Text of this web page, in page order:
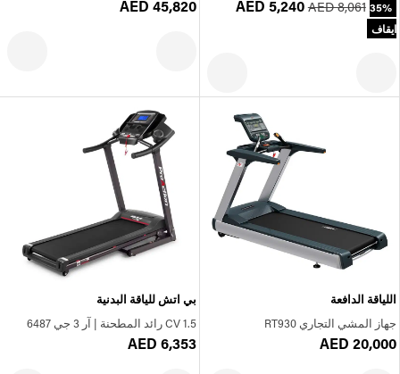
AED 5,240 AED 8,061 35%
ايقاف
AED 45,820
اللياقة الدافعة
جهاز المشي التجاري RT930
AED 20,000
بي اتش للياقة البدنية
1.5 CV رائد المطحنة | آر 3 جي 6487
AED 6,353